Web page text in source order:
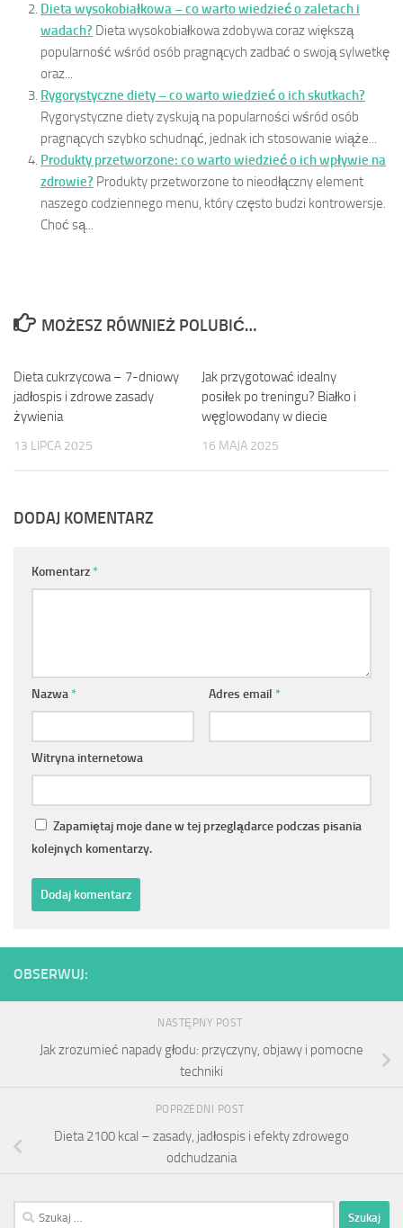
Dieta wysokobiałkowa – co warto wiedzieć o zaletach i
wadach? Dieta wysokobiałkowa zdobywa coraz większą
popularność wśród osób pragnących zadbać o swoją sylwetkę
oraz...
Rygorystyczne diety – co warto wiedzieć o ich skutkach?
Rygorystyczne diety zyskują na popularności wśród osób
pragnących szybko schudnąć, jednak ich stosowanie wiąże...
Produkty przetworzone: co warto wiedzieć o ich wpływie na
zdrowie? Produkty przetworzone to nieodłączny element
naszego codziennego menu, który często budzi kontrowersje.
Choć są...
MOŻESZ RÓWNIEŻ POLUBIĆ…
Dieta cukrzycowa – 7-dniowy
jadłospis i zdrowe zasady
żywienia
13 LIPCA 2025
Jak przygotować idealny
posiłek po treningu? Białko i
węglowodany w diecie
16 MAJA 2025
DODAJ KOMENTARZ
Komentarz*
Nazwa* Adres email *
Witryna internetowa
Zapamiętaj moje dane w tej przeglądarce podczas pisania
kolejnych komentarzy.
OBSERWUJ:
NASTĘPNY POST
Jak zrozumieć napady głodu: przyczyny, objawy i pomocne
techniki
POPRZEDNI POST
Dieta 2100 kcal – zasady, jadłospis i efekty zdrowego
odchudzania
Szukaj: